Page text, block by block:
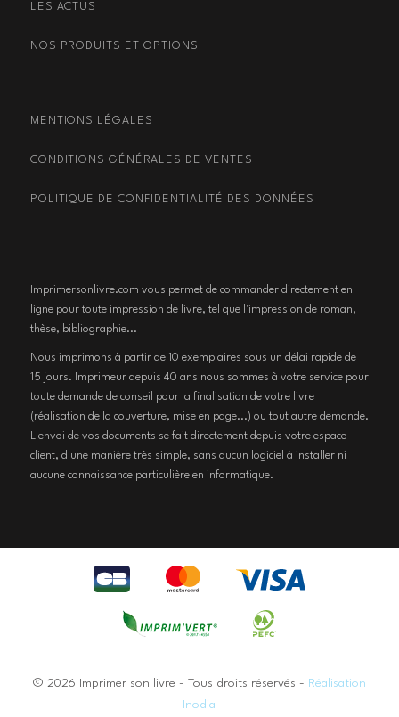
LES ACTUS
NOS PRODUITS ET OPTIONS
MENTIONS LÉGALES
CONDITIONS GÉNÉRALES DE VENTES
POLITIQUE DE CONFIDENTIALITÉ DES DONNÉES
Imprimersonlivre.com vous permet de commander directement en
ligne pour toute impression de livre, tel que l'impression de roman,
thèse, bibliographie...
Nous imprimons à partir de 10 exemplaires sous un délai rapide de
15 jours. Imprimeur depuis 40 ans nous sommes à votre service pour
toute demande de conseil pour la finalisation de votre livre
(réalisation de la couverture, mise en page...) ou tout autre demande.
L'envoi de vos documents se fait directement depuis votre espace
client, d'une manière très simple, sans aucun logiciel à installer ni
aucune connaissance particulière en informatique.
© 2026 Imprimer son livre - Tous droits réservés - Réalisation
Inodia